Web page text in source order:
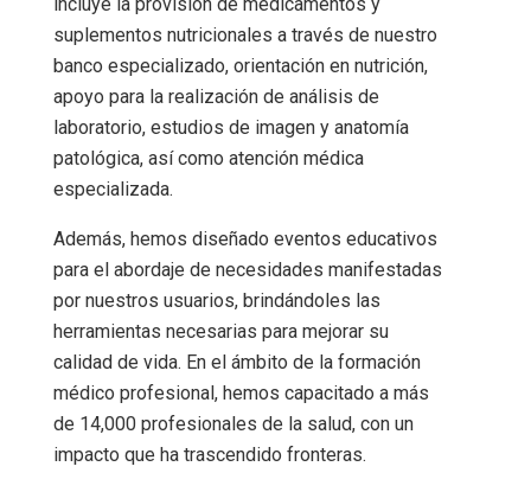
incluye la provisión de medicamentos y
suplementos nutricionales a través de nuestro
banco especializado, orientación en nutrición,
apoyo para la realización de análisis de
laboratorio, estudios de imagen y anatomía
patológica, así como atención médica
especializada.
Además, hemos diseñado eventos educativos
para el abordaje de necesidades manifestadas
por nuestros usuarios, brindándoles las
herramientas necesarias para mejorar su
calidad de vida. En el ámbito de la formación
médico profesional, hemos capacitado a más
de 14,000 profesionales de la salud, con un
impacto que ha trascendido fronteras.